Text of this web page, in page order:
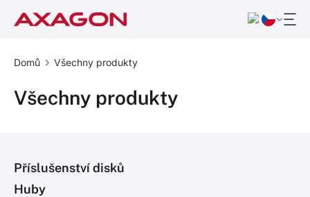
Domů Všechny produkty
Všechny produkty
Příslušenství disků
Huby